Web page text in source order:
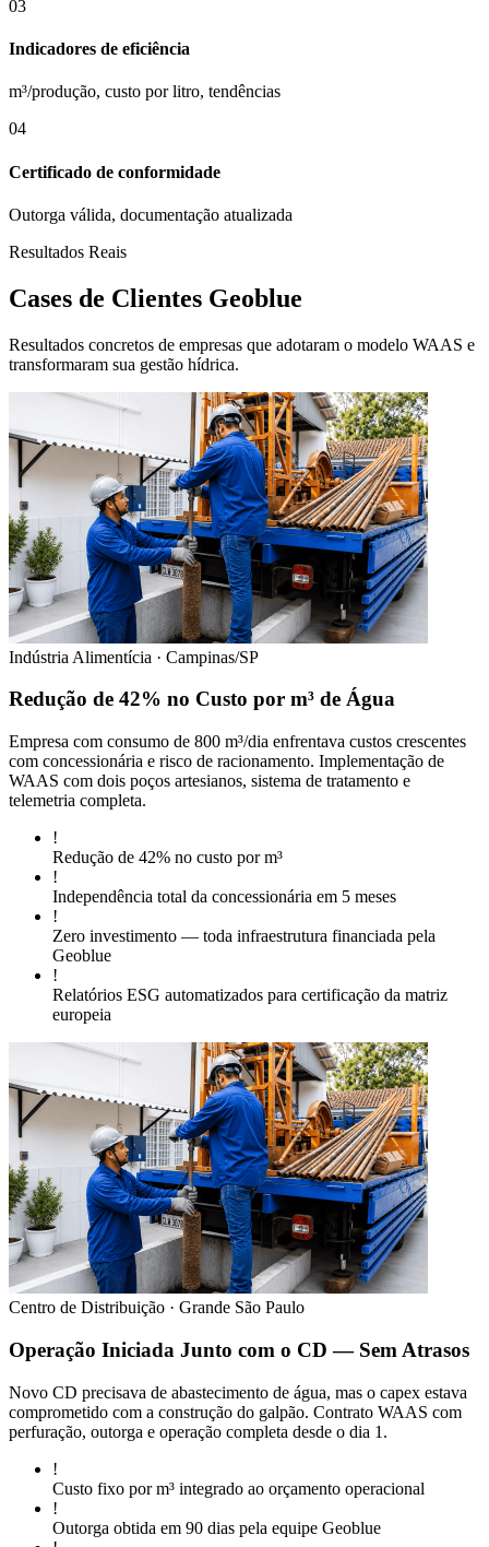
03
Indicadores de eficiência
m³/produção, custo por litro, tendências
04
Certificado de conformidade
Outorga válida, documentação atualizada
Resultados Reais
Cases de Clientes Geoblue
Resultados concretos de empresas que adotaram o modelo WAAS e
transformaram sua gestão hídrica.
Indústria Alimentícia · Campinas/SP
Redução de 42% no Custo por m³ de Água
Empresa com consumo de 800 m³/dia enfrentava custos crescentes
com concessionária e risco de racionamento. Implementação de
WAAS com dois poços artesianos, sistema de tratamento e
telemetria completa.
!
Redução de 42% no custo por m³
!
Independência total da concessionária em 5 meses
!
Zero investimento — toda infraestrutura financiada pela
Geoblue
!
Relatórios ESG automatizados para certificação da matriz
europeia
Centro de Distribuição · Grande São Paulo
Operação Iniciada Junto com o CD — Sem Atrasos
Novo CD precisava de abastecimento de água, mas o capex estava
comprometido com a construção do galpão. Contrato WAAS com
perfuração, outorga e operação completa desde o dia 1.
!
Custo fixo por m³ integrado ao orçamento operacional
!
Outorga obtida em 90 dias pela equipe Geoblue